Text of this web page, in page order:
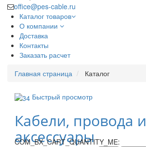
office@pes-cable.ru
Каталог товаров
О компании
Доставка
Контакты
Заказать расчет
Главная страница Каталог
Быстрый просмотр
Кабели, провода и
аксессуары
COM_BX_CART_QUANTITY_ME: